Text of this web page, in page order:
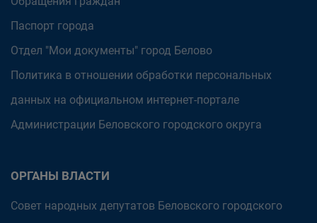
Паспорт города
Отдел "Мои документы" город Белово
Политика в отношении обработки персональных
данных на официальном интернет-портале
Администрации Беловского городского округа
ОРГАНЫ ВЛАСТИ
Совет народных депутатов Беловского городского